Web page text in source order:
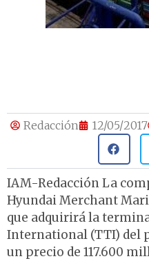
Redacción 12/05/2017
IAM-Redacción La
Hyundai Merchant
que adquirirá la
International (TTI) del
un precio de 117.600